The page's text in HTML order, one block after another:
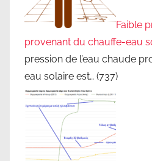
Faible
provenant du chauffe-eau
pression de l’eau chaude
eau solaire est… (737)